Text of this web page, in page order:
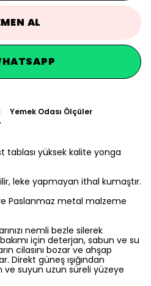
AL
Yemek Odası Ölçüler
tablası yüksek kalite yonga
leke yapmayan ithal kumaştır.
Paslanmaz metal malzeme
nemli bezle silerek
için deterjan, sabun ve su
cilasını bozar ve ahşap
Direkt güneş ışığından
ve suyun uzun süreli yüzeye